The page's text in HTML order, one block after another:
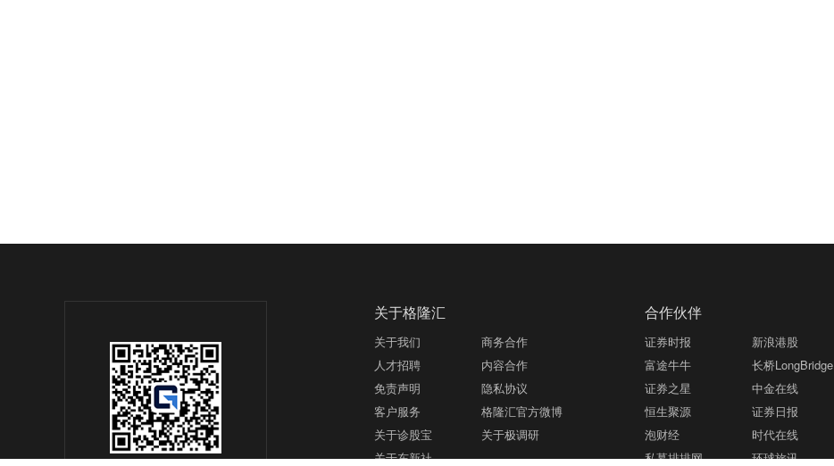
关于格隆汇
关于我们
商务合作
人才招聘
内容合作
免责声明
隐私协议
客户服务
格隆汇官方微博
关于诊股宝
关于极调研
关于东新社
合作伙伴
证券时报 新浪港股
富途牛牛
长桥LongBridge
证券之星
中金在线
恒生聚源
证券日报
泡财经
时代在线
私募排排网
环球旅讯